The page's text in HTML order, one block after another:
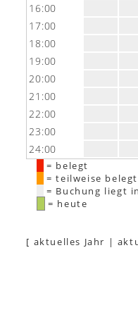
16:00
17:00
18:00
19:00
20:00
21:00
22:00
23:00
24:00
= belegt
= teilweise belegt
= Buchung liegt
= heute
[ aktuelles Jahr |